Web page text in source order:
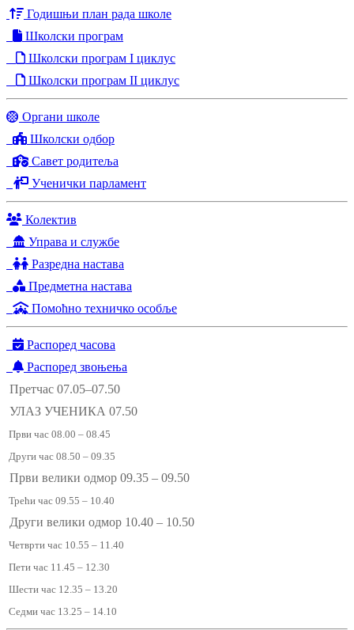
Годишњи план рада школе
Школски програм
Школски програм I циклус
Школски програм II циклус
Органи школе
Школски одбор
Савет родитеља
Ученички парламент
Колектив
Управа и службе
Разредна настава
Предметна настава
Помоћно техничко особље
Распоред часова
Распоред звоњења
Претчас 07.05–07.50
УЛАЗ УЧЕНИКА 07.50
Први час 08.00 – 08.45
Други час 08.50 – 09.35
Први велики одмор 09.35 – 09.50
Трећи час 09.55 – 10.40
Други велики одмор 10.40 – 10.50
Четврти час 10.55 – 11.40
Пети час 11.45 – 12.30
Шести час 12.35 – 13.20
Седми час 13.25 – 14.10